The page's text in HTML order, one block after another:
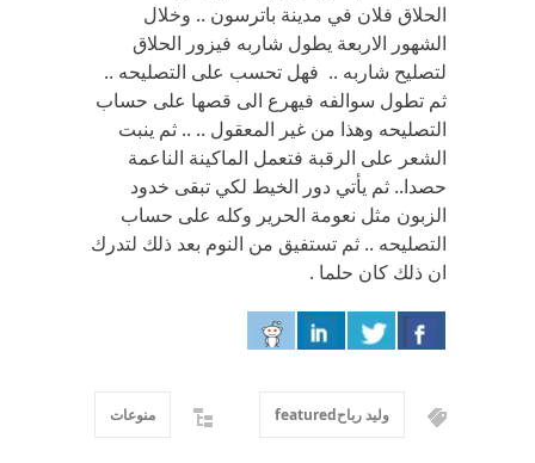
الحلاق فلان في مدينة باترسون .. وخلال
الشهور الاربعة يطول شاربه فيزور الحلاق
لتصليح شاربه .. فهل تحسب على التصليحه ..
ثم تطول سوالفه فيهرع الى قصها على حساب
التصليحه وهذا من غير المعقول .. .. ثم ينبت
الشعر على الرقبة فتعمل الماكينة الناعمة
حصدا.. ثم يأتي دور الخيط لكي تبقى خدود
الزبون مثل نعومة الحرير وكله على حساب
التصليحه .. ثم تستفيق من النوم بعد ذلك لتدرك
ان ذلك كان حلما .
وليد رباحfeatured منوعات